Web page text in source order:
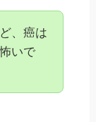
、癌は
いで